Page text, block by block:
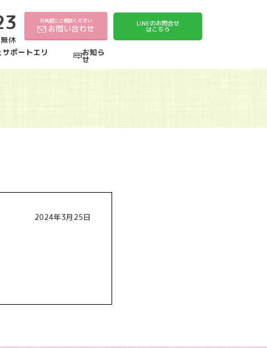
休
お気軽にご相談ください
お問い合わせ
LINEのお問合せ
はこちら
サポートエリ お知ら
せ
2024年3月25日